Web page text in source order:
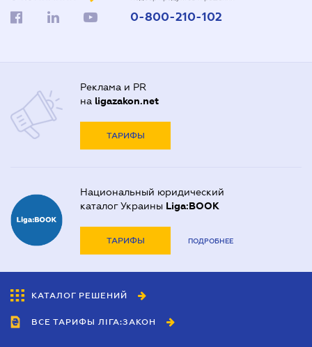
0-800-210-102
Реклама и PR
на ligazakon.net
ТАРИФЫ
Национальный юридический
каталог Украины Liga:BOOK
ТАРИФЫ ПОДРОБНЕЕ
КАТАЛОГ РЕШЕНИЙ
ВСЕ ТАРИФЫ ЛІГА:ЗАКОН